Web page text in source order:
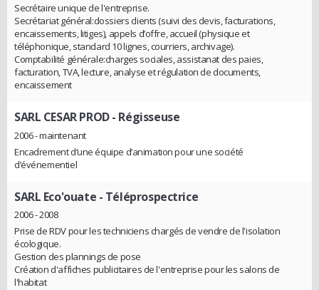
Secrétaire unique de l'entreprise.
Secrétariat général:dossiers clients (suivi des devis, facturations,
encaissements, litiges), appels d’offre, accueil (physique et
téléphonique, standard 10 lignes, courriers, archivage).
Comptabilité générale:charges sociales, assistanat des paies,
facturation, TVA, lecture, analyse et régulation de documents,
encaissement
SARL CESAR PROD- Régisseuse
2006 - maintenant
Encadrement d’une équipe d’animation pour une société
d’événementiel
SARL Eco'ouate - Téléprospectrice
2006 - 2008
Prise de RDV pour les techniciens chargés de vendre de l'isolation
écologique.
Gestion des plannings de pose
Création d'affiches publicitaires de l'entreprise pour les salons de
l'habitat